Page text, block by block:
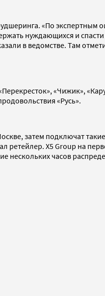
«По экспертным
нуждающихся и
в ведомстве. Там
«Чижик»,
«Русь».
затем подключат
X5 Group на
нескольких часов